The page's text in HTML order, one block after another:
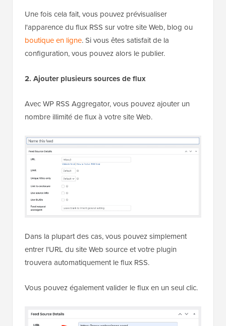
Une fois cela fait, vous pouvez prévisualiser
l'apparence du flux RSS sur votre site Web, blog ou
boutique en ligne. Si vous êtes satisfait de la
configuration, vous pouvez alors le publier.
2. Ajouter plusieurs sources de flux
Avec WP RSS Aggregator, vous pouvez ajouter un
nombre illimité de flux à votre site Web.
Dans la plupart des cas, vous pouvez simplement
entrer l'URL du site Web source et votre plugin
trouvera automatiquement le flux RSS.
Vous pouvez également valider le flux en un seul clic.